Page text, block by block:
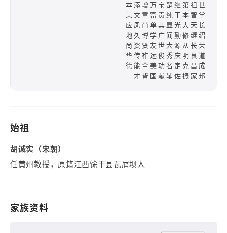
本添增万宝楚继第祖世
秉文章富贵纯干本智学
应凤尚单其显光大天长
地久博学广闻勤修继绍
尚资贤友世大源从长荣
华传祚远俊秀庆明良道
德能全美功名定克昌成
才皆国献辅佐振家邦
始祖
胡诚实（宋朝）
任黄州教授，原籍江西馀干县瓦屑坝人
家族资料